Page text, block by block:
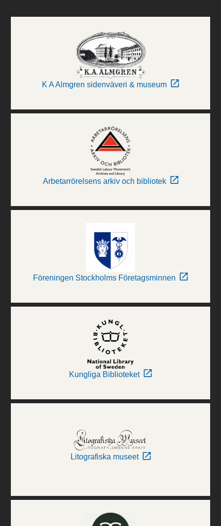
K A Almgren sidenväveri & museum
Arbetarrörelsens arkiv och bibliotek
Föreningen Stockholms Företagsminnen
Kungliga Biblioteket
Litografiska museet